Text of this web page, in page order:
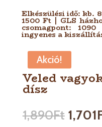
Elkészülési idő: kb.
1500 Ft | GLS
csomagpont:
ingyenes a
Akció!
Veled
dísz
1,890Ft 1,701